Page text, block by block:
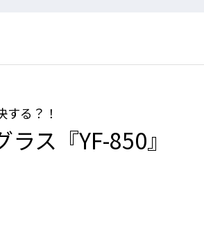
る？！
ス『YF-850』